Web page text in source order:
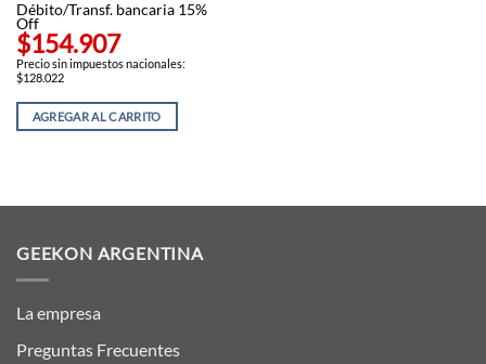
era:
es:
Débito/Transf. bancaria 15%
Off
$154.907
Precio sin impuestos nacionales:
$128.022
AGREGAR AL CARRITO
GEEKON ARGENTINA
La empresa
Preguntas Frecuentes